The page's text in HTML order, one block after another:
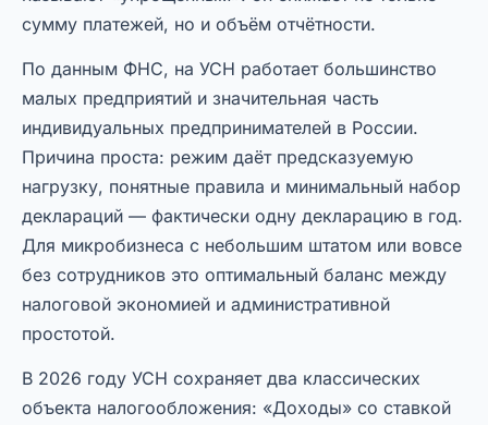
сумму платежей, но и объём отчётности.
По данным ФНС, на УСН работает большинство
малых предприятий и значительная часть
индивидуальных предпринимателей в России.
Причина проста: режим даёт предсказуемую
нагрузку, понятные правила и минимальный набор
деклараций — фактически одну декларацию в год.
Для микробизнеса с небольшим штатом или вовсе
без сотрудников это оптимальный баланс между
налоговой экономией и административной
простотой.
В 2026 году УСН сохраняет два классических
объекта налогообложения: «Доходы» со ставкой